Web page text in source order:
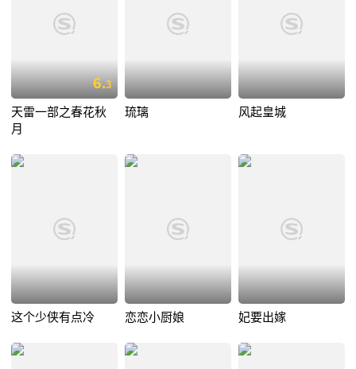
6.3
天雷一部之春花秋
月
琉璃 风起皇城
这个少侠有点冷 恋恋小厨娘 妃要出嫁